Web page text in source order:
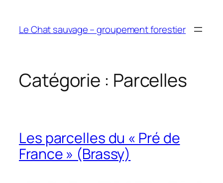
contenu
Le Chat sauvage – groupement forestier
Catégorie : Parcelles
Les parcelles du « Pré de
France » (Brassy)